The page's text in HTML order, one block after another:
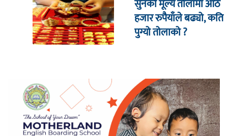
सुनको मूल्य तोलामा आठ
हजार रुपैयाँले बढ्यो, कति
पुग्यो तोलाको ?